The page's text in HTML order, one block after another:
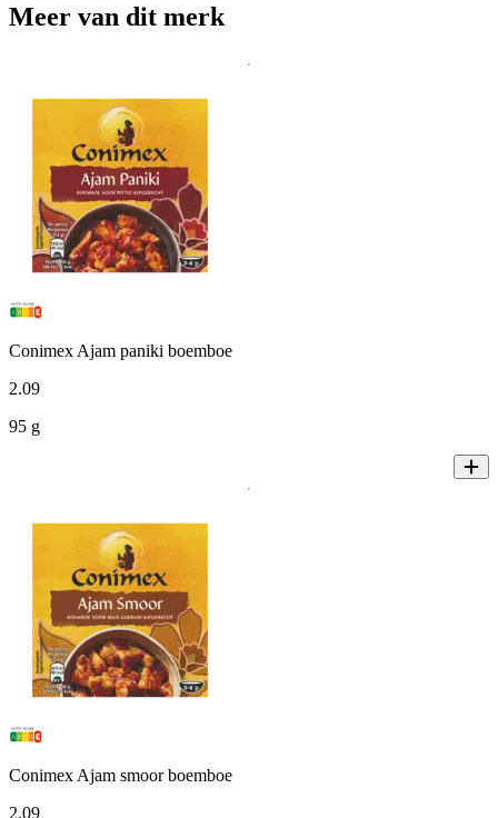
Meer van dit merk
Conimex Ajam paniki boemboe
2.09
95 g
Conimex Ajam smoor boemboe
2.09